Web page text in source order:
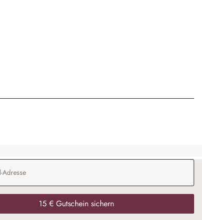
15 € Gutschein sichern